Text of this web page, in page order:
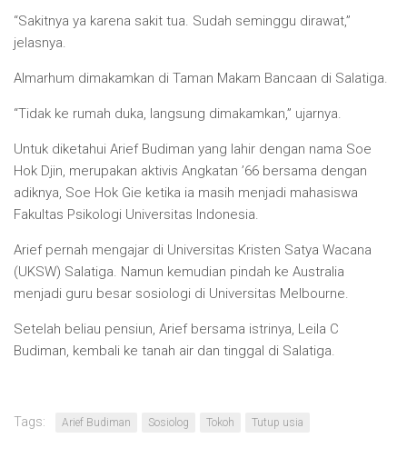
“Sakitnya ya karena sakit tua. Sudah seminggu dirawat,”
jelasnya.
Almarhum dimakamkan di Taman Makam Bancaan di Salatiga.
“Tidak ke rumah duka, langsung dimakamkan,” ujarnya.
Untuk diketahui Arief Budiman yang lahir dengan nama Soe
Hok Djin, merupakan aktivis Angkatan ’66 bersama dengan
adiknya, Soe Hok Gie ketika ia masih menjadi mahasiswa
Fakultas Psikologi Universitas Indonesia.
Arief pernah mengajar di Universitas Kristen Satya Wacana
(UKSW) Salatiga. Namun kemudian pindah ke Australia
menjadi guru besar sosiologi di Universitas Melbourne.
Setelah beliau pensiun, Arief bersama istrinya, Leila C
Budiman, kembali ke tanah air dan tinggal di Salatiga.
Tags: Arief Budiman Sosiolog Tokoh Tutup usia